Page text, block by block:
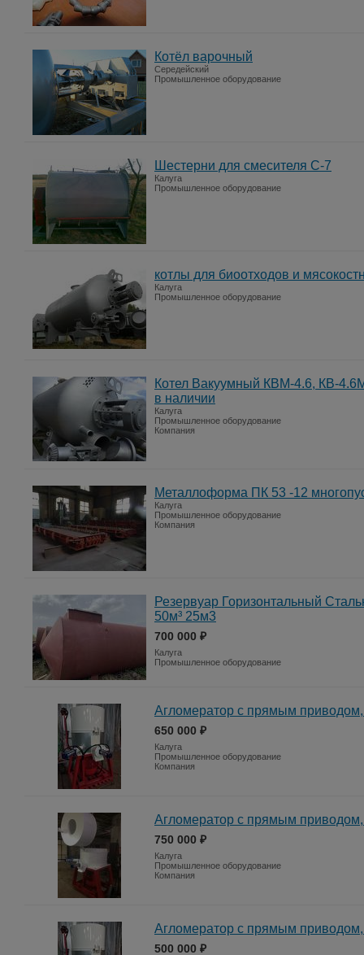
Котёл варочный
Середейский
Промышленное оборудование
Шестерни для смесителя С-7
Калуга
Промышленное оборудование
котлы для биоотходов и
Калуга
Промышленное оборудование
Котел Вакуумный КВМ-4.6, КВ-
в наличии
Калуга
Промышленное оборудование
Компания
Металлоформа ПК 53 -12
Калуга
Промышленное оборудование
Компания
Резервуар Горизонтальный
50м³ 25м3
700 000 ₽
Калуга
Промышленное оборудование
Агломератор с прямым приводом,
650 000 ₽
Калуга
Промышленное оборудование
Компания
Агломератор с прямым приводом,
750 000 ₽
Калуга
Промышленное оборудование
Компания
Агломератор с прямым приводом,
500 000 ₽